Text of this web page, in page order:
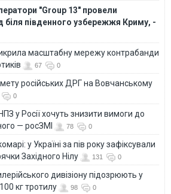
"Group 13" провели
біля південного узбережжя Криму, -
викрила масштабну мережу контрабанди
67 0
російських ДРГ на Вовчанському
0
у Росії хочуть знизити вимоги до
— росЗМІ
78 0
у Україні за пів року зафіксували
Західного Нілу
131 0
дивізіону підозрюють у
кг тротилу
98 0